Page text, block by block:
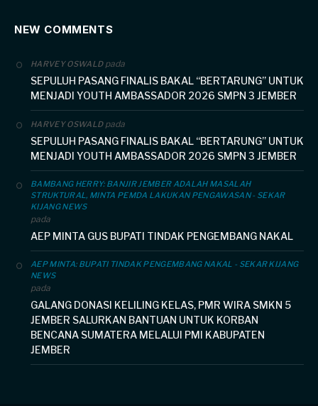
NEW COMMENTS
HARVEY OSWALDpada
SEPULUH PASANG FINALIS BAKAL “BERTARUNG” UNTUK
MENJADI YOUTH AMBASSADOR 2026 SMPN 3 JEMBER
HARVEY OSWALDpada
SEPULUH PASANG FINALIS BAKAL “BERTARUNG” UNTUK
MENJADI YOUTH AMBASSADOR 2026 SMPN 3 JEMBER
BAMBANG HERRY: BANJIR JEMBER ADALAH MASALAH
STRUKTURAL, MINTA PEMDA LAKUKAN PENGAWASAN - SEKAR
KIJANG NEWS
pada
AEP MINTA GUS BUPATI TINDAK PENGEMBANG NAKAL
AEP MINTA: BUPATI TINDAK PENGEMBANG NAKAL - SEKAR KIJANG
NEWS
pada
GALANG DONASI KELILING KELAS, PMR WIRA SMKN 5
JEMBER SALURKAN BANTUAN UNTUK KORBAN
BENCANA SUMATERA MELALUI PMI KABUPATEN
JEMBER